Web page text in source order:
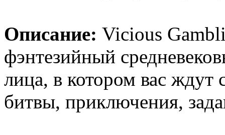
Описание: Vicious
фэнтезийный
лица, в котором вас
битвы, приключения,